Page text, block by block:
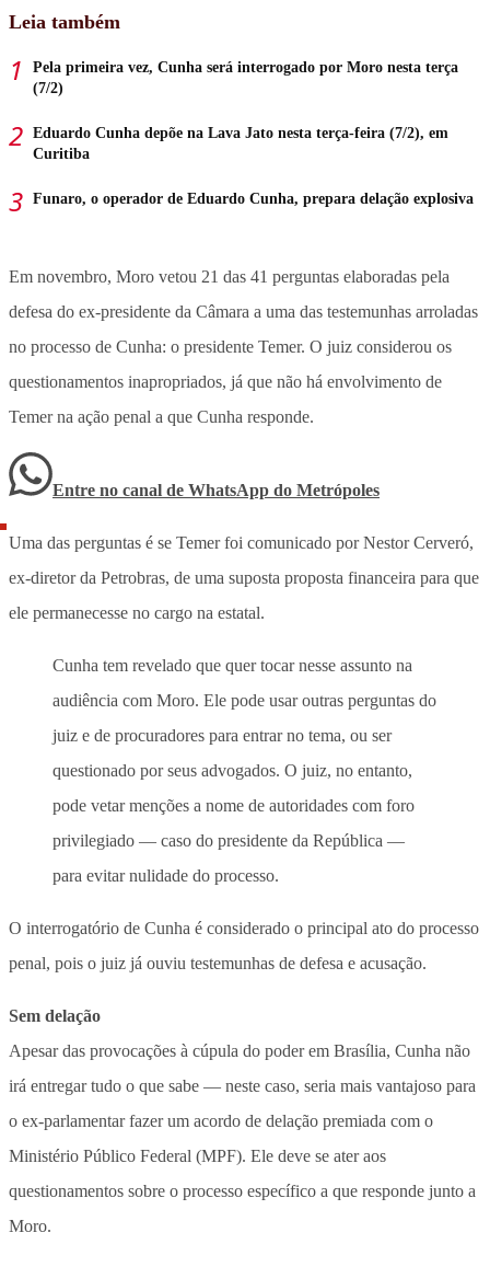
Leia também
Pela primeira vez, Cunha será interrogado por Moro nesta terça
(7/2)
Eduardo Cunha depõe na Lava Jato nesta terça-feira (7/2), em
Curitiba
Funaro, o operador de Eduardo Cunha, prepara delação explosiva
Em novembro, Moro vetou 21 das 41 perguntas elaboradas pela
defesa do ex-presidente da Câmara a uma das testemunhas arroladas
no processo de Cunha: o presidente Temer. O juiz considerou os
questionamentos inapropriados, já que não há envolvimento de
Temer na ação penal a que Cunha responde.
Entre no canal de WhatsApp do Metrópoles
Uma das perguntas é se Temer foi comunicado por Nestor Cerveró,
ex-diretor da Petrobras, de uma suposta proposta financeira para que
ele permanecesse no cargo na estatal.
Cunha tem revelado que quer tocar nesse assunto na
audiência com Moro. Ele pode usar outras perguntas do
juiz e de procuradores para entrar no tema, ou ser
questionado por seus advogados. O juiz, no entanto,
pode vetar menções a nome de autoridades com foro
privilegiado — caso do presidente da República —
para evitar nulidade do processo.
O interrogatório de Cunha é considerado o principal ato do processo
penal, pois o juiz já ouviu testemunhas de defesa e acusação.
Sem delação
Apesar das provocações à cúpula do poder em Brasília, Cunha não
irá entregar tudo o que sabe — neste caso, seria mais vantajoso para
o ex-parlamentar fazer um acordo de delação premiada com o
Ministério Público Federal (MPF). Ele deve se ater aos
questionamentos sobre o processo específico a que responde junto a
Moro.